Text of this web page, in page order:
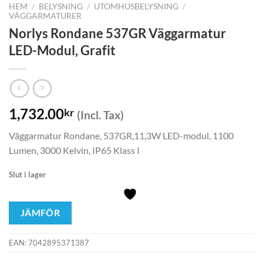
HEM / BELYSNING / UTOMHUSBELYSNING /
VÄGGARMATURER
Norlys Rondane 537GR Väggarmatur
LED-Modul, Grafit
1,732.00kr (Incl. Tax)
Väggarmatur Rondane, 537GR,11,3W LED-modul, 1100
Lumen, 3000 Kelvin, IP65 Klass I
Slut i lager
JÄMFÖR
EAN:7042895371387